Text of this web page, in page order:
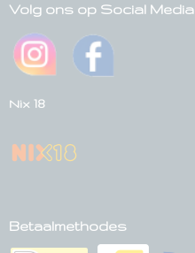
Volg ons op Social Media
Nix 18
Betaalmethodes